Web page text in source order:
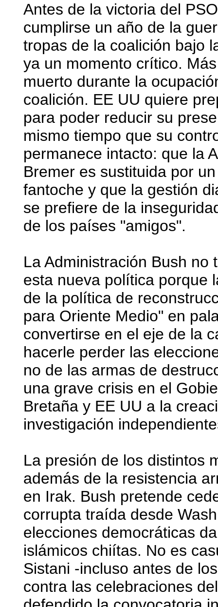
Antes de la victoria del
cumplirse un año de la
tropas de la coalición bajo
ya un momento crítico.
muerto durante la
coalición. EE UU quiere
para poder reducir su
mismo tiempo que su
permanece intacto: que la
Bremer es sustituida por
fantoche y que la gestión
se prefiere de la
de los países "amigos".
La Administración Bush no
esta nueva política porque
de la política de
para Oriente Medio" en
convertirse en el eje de la
hacerle perder las
no de las armas de
una grave crisis en el
Bretaña y EE UU a la
investigación
La presión de los distintos
además de la resistencia
en Irak. Bush pretende
corrupta traída desde
elecciones democráticas
islámicos chiítas. No es
Sistani -incluso antes de
contra las celebraciones